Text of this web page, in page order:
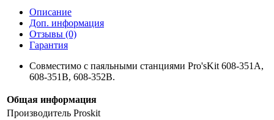
Описание
Доп. информация
Отзывы (0)
Гарантия
Совместимо с паяльными станциями Pro'sKit 608-351A,
608-351B, 608-352B.
Общая информация
Производитель Proskit